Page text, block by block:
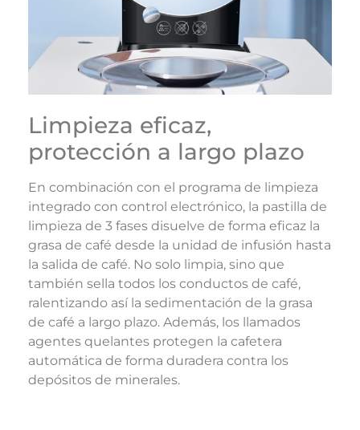
Limpieza eficaz,
protección a largo plazo
En combinación con el programa de limpieza
integrado con control electrónico, la pastilla de
limpieza de 3 fases disuelve de forma eficaz la
grasa de café desde la unidad de infusión hasta
la salida de café. No solo limpia, sino que
también sella todos los conductos de café,
ralentizando así la sedimentación de la grasa
de café a largo plazo. Además, los llamados
agentes quelantes protegen la cafetera
automática de forma duradera contra los
depósitos de minerales.